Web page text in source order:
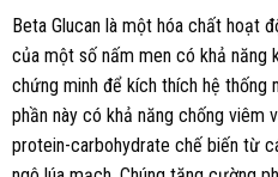
Beta Glucan là một hóa chất hoạt
của một số nấm men có khả năng
chứng minh để kích thích hệ thống
phần này có khả năng chống viêm
protein-carbohydrate chế biến từ